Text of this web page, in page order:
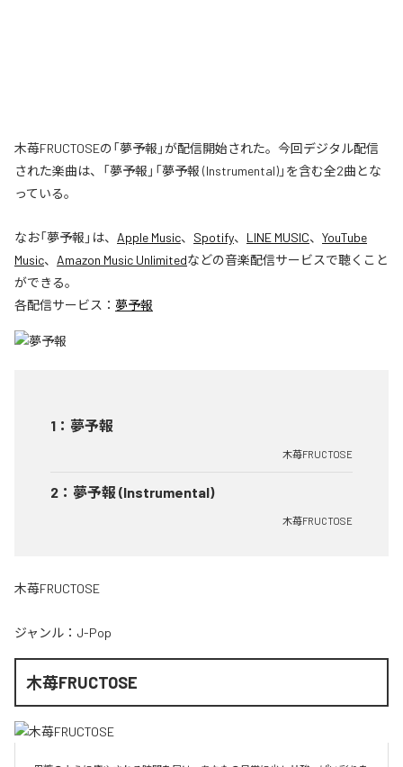
木苺FRUCTOSEの「夢予報」が配信開始された。今回デジタル配信
された楽曲は、「夢予報」「夢予報 (Instrumental)」を含む全2曲とな
っている。
なお「夢予報 」は、 Apple Music、 Spotify、 LINE MUSIC、 YouTube
Music、 Amazon Music Unlimitedなどの音楽配信サービスで聴くこと
ができる。
各配信サービス： 夢予報
1 ： 夢予報
木苺FRUCTOSE
2 ： 夢予報 (Instrumental)
木苺FRUCTOSE
木苺FRUCTOSE
ジャンル： J-Pop
木苺FRUCTOSE